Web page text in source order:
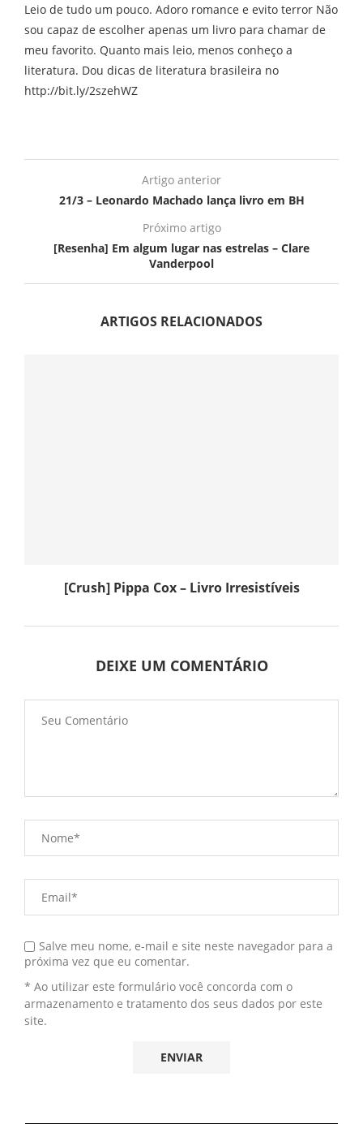
Leio de tudo um pouco. Adoro romance e evito terror Não
sou capaz de escolher apenas um livro para chamar de
meu favorito. Quanto mais leio, menos conheço a
literatura. Dou dicas de literatura brasileira no
http://bit.ly/2szehWZ
Artigo anterior
21/3 – Leonardo Machado lança livro em BH
Próximo artigo
[Resenha] Em algum lugar nas estrelas – Clare
Vanderpool
ARTIGOS RELACIONADOS
[Crush] Pippa Cox – Livro Irresistíveis
DEIXE UM COMENTÁRIO
Salve meu nome, e-mail e site neste navegador para a
próxima vez que eu comentar.
* Ao utilizar este formulário você concorda com o
armazenamento e tratamento dos seus dados por este
site.